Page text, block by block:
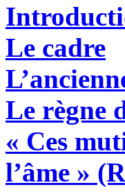
Le cadre
Le règne
« Ces
l’âme »